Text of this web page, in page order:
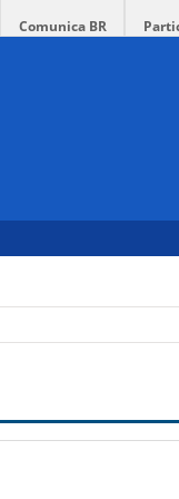
Comunica BR